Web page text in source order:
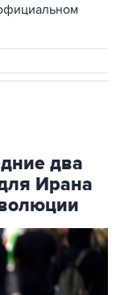
два
Ирана